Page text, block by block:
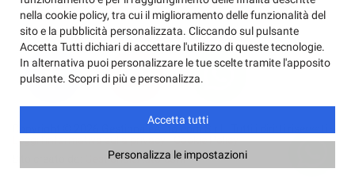
Leggi l'informativa sulla privacy-Cookie Policy
GestionaleAuto.com
nella cookie policy, tra cui il miglioramento delle funzionalità del
sito e la pubblicità personalizzata. Cliccando sul pulsante
Accetta Tutti dichiari di accettare l'utilizzo di queste tecnologie.
In alternativa puoi personalizzare le tue scelte tramite l'apposito
pulsante. Scopri di più e personalizza.
Accetta tutti
Personalizza le impostazioni